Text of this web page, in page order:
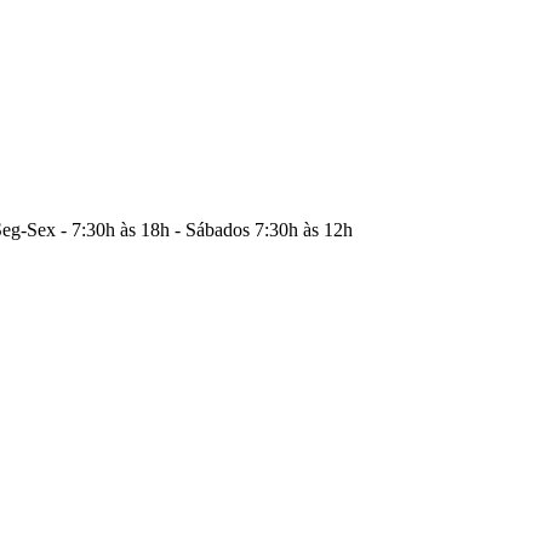
Sex - 7:30h às 18h - Sábados 7:30h às 12h